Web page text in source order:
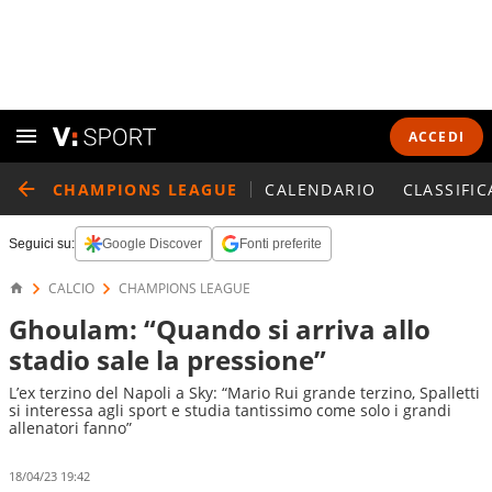
ACCEDI
CHAMPIONS LEAGUE CALENDARIO
Seguici su: Google Discover Fonti preferite
CALCIO CHAMPIONS LEAGUE
Ghoulam: “Quando si arriva allo
stadio sale la pressione”
L’ex terzino del Napoli a Sky: “Mario Rui grande terzino, Spalletti
si interessa agli sport e studia tantissimo come solo i grandi
allenatori fanno”
18/04/23 19:42